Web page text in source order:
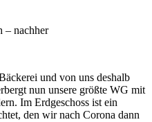
– nachher
und von uns deshalb
nun unsere größte WG mit
Im Erdgeschoss ist ein
den wir nach Corona dann